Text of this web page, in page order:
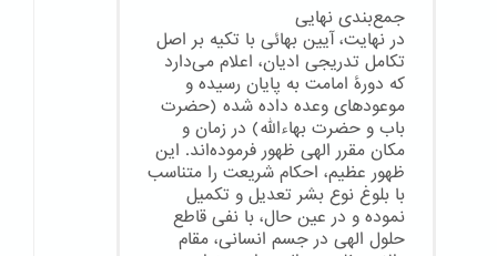
جمع‌بندی نهایی
در نهایت، آیین بهائی با تکیه بر اصل
تکامل تدریجی ادیان، اعلام می‌دارد
که دورهٔ امامت به پایان رسیده و
موعودهای وعده داده شده (حضرت
باب و حضرت بهاءالله) در زمان و
مکان مقرر الهی ظهور فرموده‌اند. این
ظهور عظیم، احکام شریعت را متناسب
با بلوغ نوع بشر تعدیل و تکمیل
نموده و در عین حال، با نفی قاطع
حلول الهی در جسم انسانی، مقام